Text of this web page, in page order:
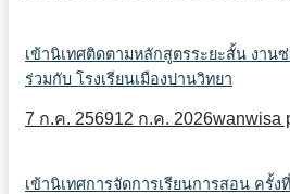
เข้านิเทศติดตามหลักสูตรระยะสั้น งาน
ร่วมกับ โรงเรียนเมืองปานวิทยา
7 ก.ค. 256912 ก.ค. 2026wanwisa
เข้านิเทศการจัดการเรียนการสอน ครั้